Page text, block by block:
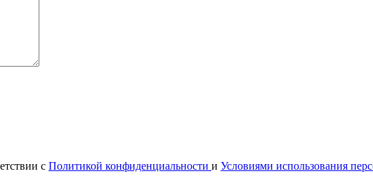
с Политикой конфиденциальности и Условиями использования